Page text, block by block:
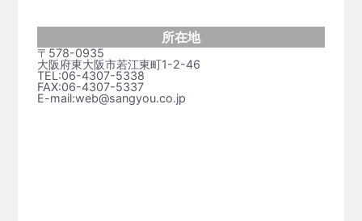
所在地
〒578-0935
大阪府東大阪市若江東町1-2-46
TEL:06-4307-5338
FAX:06-4307-5337
E-mail:web@sangyou.co.jp